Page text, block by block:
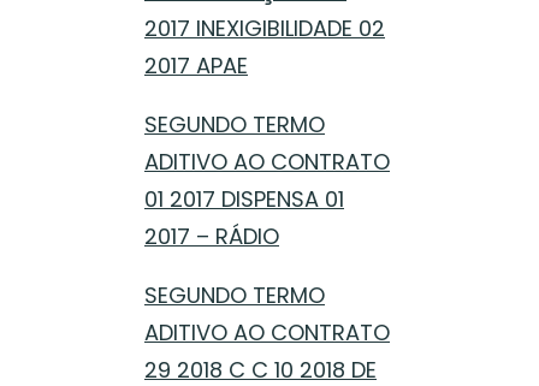
2017 INEXIGIBILIDADE 02
2017 APAE
SEGUNDO TERMO
ADITIVO AO CONTRATO
01 2017 DISPENSA 01
2017 – RÁDIO
SEGUNDO TERMO
ADITIVO AO CONTRATO
29 2018 C C 10 2018 DE